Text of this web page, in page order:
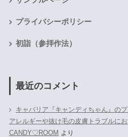
プライバシーポリシー
初詣（参拝作法）
最近のコメント
キャバリア『キャンディちゃん』の
アレルギーや抜け毛の皮膚トラブルにお
CANDY♡ROOM より